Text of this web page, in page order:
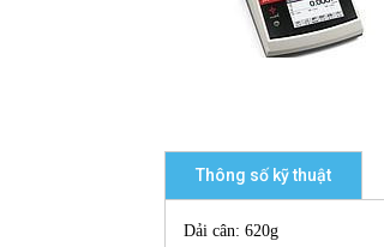
Thông số kỹ thuật
Dải cân: 620g